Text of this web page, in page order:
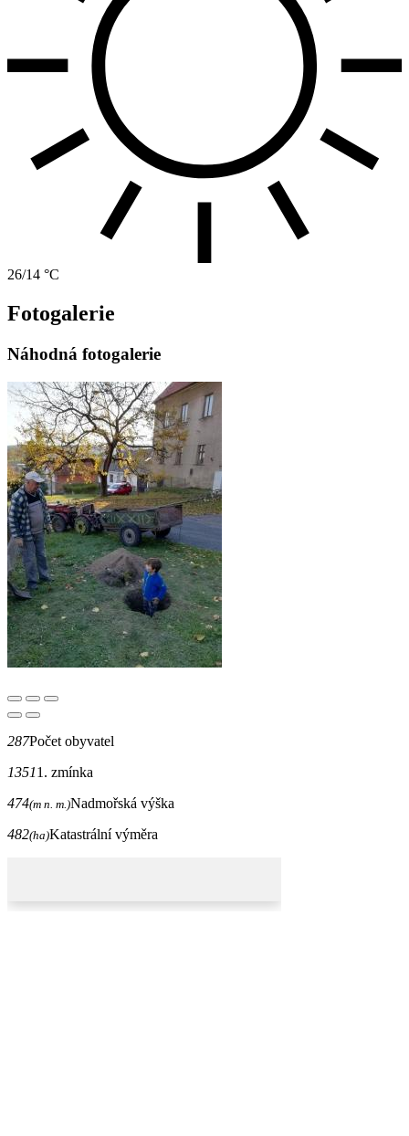
26/14 °C
Fotogalerie
Náhodná fotogalerie
287Počet obyvatel
13511. zmínka
474(m n. m.)Nadmořská výška
482(ha)Katastrální výměra